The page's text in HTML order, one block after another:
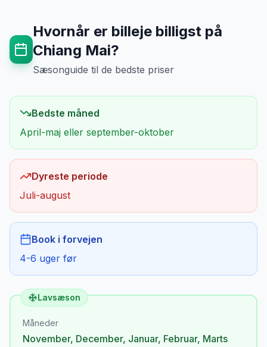
Hvornår er billeje billigst på
Chiang Mai?
Sæsonguide til de bedste priser
Bedste måned
April-maj eller september-oktober
Dyreste periode
Juli-august
Book i forvejen
4-6 uger før
Lavsæson
Måneder
November, December, Januar, Februar, Marts